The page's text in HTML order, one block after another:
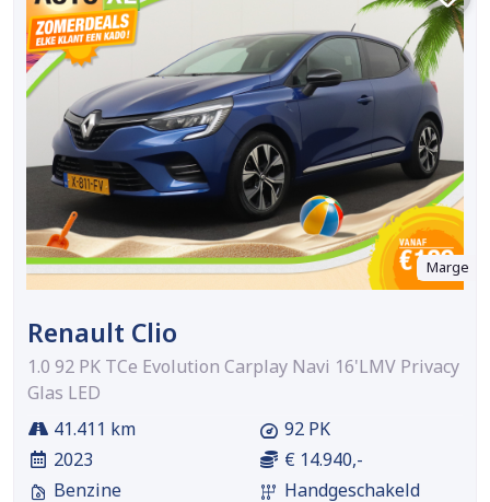
Marge
Renault Clio
1.0 92 PK TCe Evolution Carplay Navi 16'LMV Privacy
Glas LED
41.411 km
2023
Benzine
92 PK
€ 14.940,-
Handgeschakeld